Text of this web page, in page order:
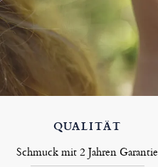
QUALITÄT
Schmuck mit 2 Jahren Garantie